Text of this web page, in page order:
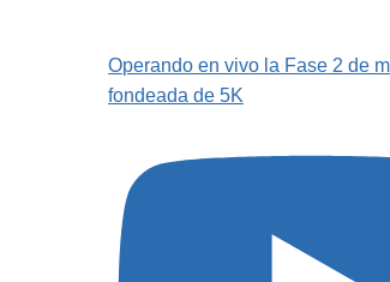
Operando en vivo la Fase 2 de
fondeada de 5K